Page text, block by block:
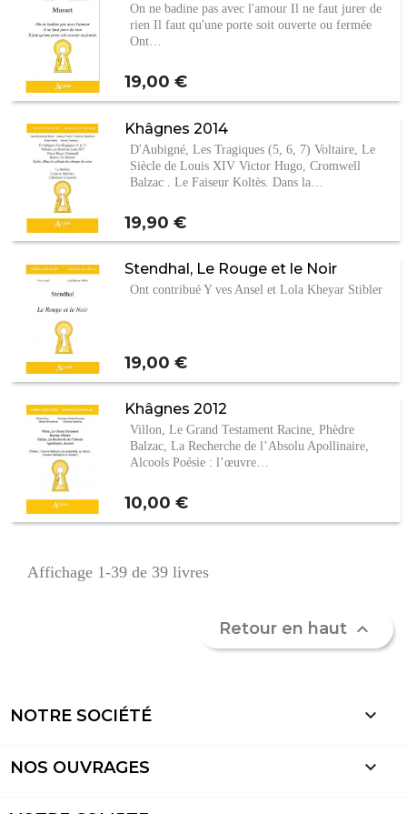
On ne badine pas avec l'amour Il ne faut jurer de
rien Il faut qu'une porte soit ouverte ou fermée
Ont…
Prix
19,00 €
Khâgnes 2014
D'Aubigné, Les Tragiques (5, 6, 7) Voltaire, Le
Siècle de Louis XIV Victor Hugo, Cromwell
Balzac , Le Faiseur Koltès, Dans la…
Prix
19,90 €
Stendhal, Le Rouge et le Noir
Ont contribué Y ves Ansel et Lola Kheyar Stibler
Prix
19,00 €
Khâgnes 2012
Villon, Le Grand Testament Racine, Phèdre
Balzac, La Recherche de l’Absolu Apollinaire,
Alcools Poésie ; l’œuvre…
Prix
10,00 €
Affichage 1-39 de 39 livres
Retour en haut 
NOTRE SOCIÉTÉ 
NOS OUVRAGES 